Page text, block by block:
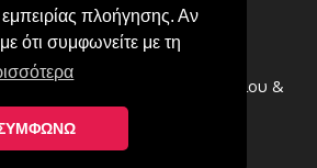
εμπειρίας πλοήγησης. Αν
ότι συμφωνείτε με τη
Ο.Ε. Συστήματα Αλουμινίου &
Κατασκευές στην Πάτρα
Απορρήτου
ιστοσελίδας YES Internet